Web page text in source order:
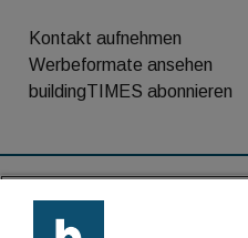
Kontakt aufnehmen
Werbeformate ansehen
buildingTIMES abonnieren